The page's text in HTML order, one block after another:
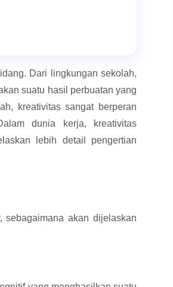
Dari lingkungan sekolah,
suatu hasil perbuatan yang
kreativitas sangat berperan
dunia kerja, kreativitas
lebih detail pengertian
sebagaimana akan dijelaskan